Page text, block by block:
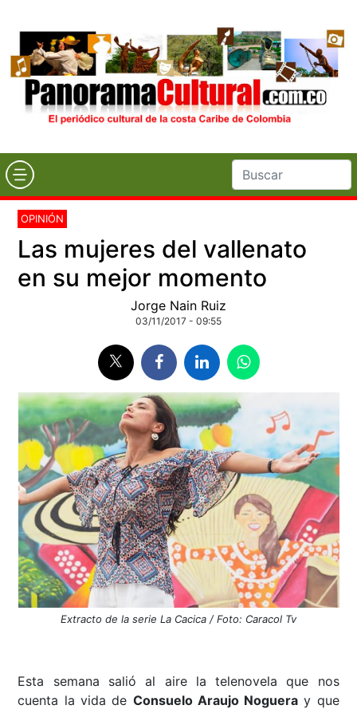
OPINIÓN
Las mujeres del vallenato
en su mejor momento
Jorge Nain Ruiz
03/11/2017 - 09:55
Extracto de la serie La Cacica / Foto: Caracol Tv
Esta semana salió al aire la telenovela que nos
cuenta la vida de Consuelo Araujo Noguera y que